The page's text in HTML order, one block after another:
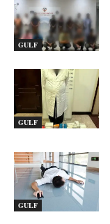
GULF
GULF
GULF